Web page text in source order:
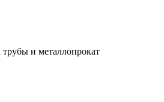
и металлопрокат